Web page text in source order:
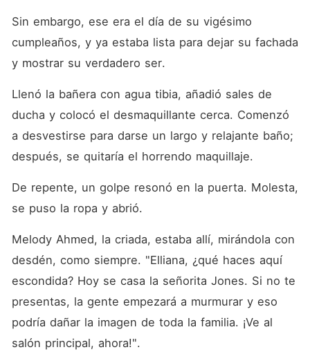
suplicaron perdón, Cole
de Elliana sin maquillaje,
nadie""."
Sin embargo, ese era el día de su vigésimo
cumpleaños, y ya estaba lista para dejar su fachada
y mostrar su verdadero ser.
Llenó la bañera con agua tibia, añadió sales de
ducha y colocó el desmaquillante cerca. Comenzó
a desvestirse para darse un largo y relajante baño;
después, se quitaría el horrendo maquillaje.
De repente, un golpe resonó en la puerta. Molesta,
se puso la ropa y abrió.
Melody Ahmed, la criada, estaba allí, mirándola con
desdén, como siempre. "Elliana, ¿qué haces aquí
escondida? Hoy se casa la señorita Jones. Si no te
presentas, la gente empezará a murmurar y eso
podría dañar la imagen de toda la familia. ¡Ve al
salón principal, ahora!".